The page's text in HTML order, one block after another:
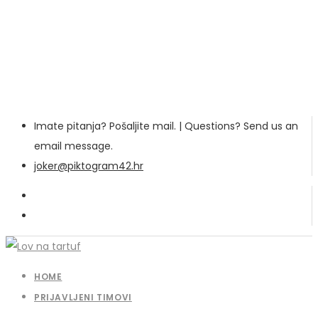
Imate pitanja? Pošaljite mail. | Questions? Send us an
email message.
joker@piktogram42.hr
HOME
PRIJAVLJENI TIMOVI